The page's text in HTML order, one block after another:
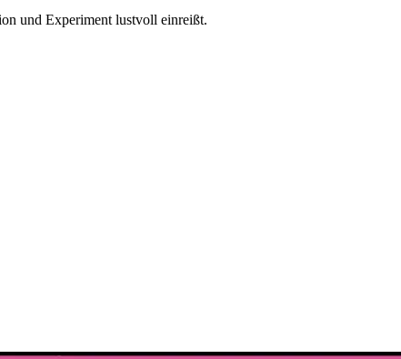
und Experiment lustvoll einreißt.